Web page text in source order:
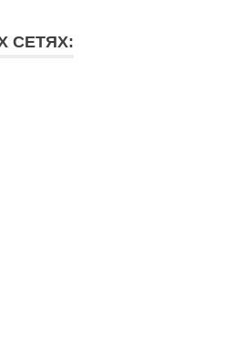
СЕТЯХ: